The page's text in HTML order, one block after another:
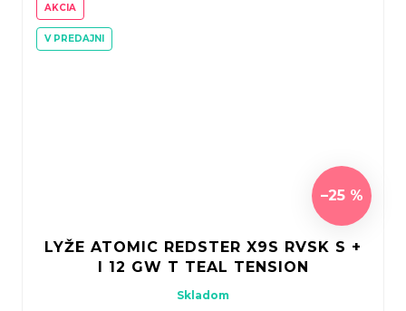
AKCIA
V PREDAJNI
–25 %
LYŽE ATOMIC REDSTER X9S RVSK S +
I 12 GW T TEAL TENSION
Skladom